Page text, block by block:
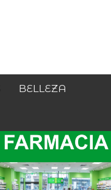
BELLEZA